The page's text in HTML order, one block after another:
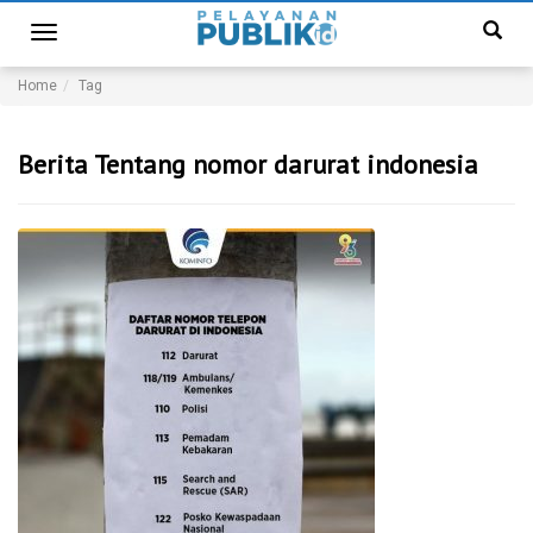
Toggle
navigation
Home Tag
Berita Tentang nomor darurat indonesia